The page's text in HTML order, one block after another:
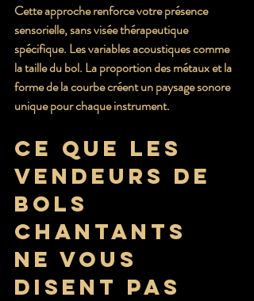
Cette approche renforce votre présence
sensorielle, sans visée thérapeutique
spécifique. Les variables acoustiques comme
la taille du bol. La proportion des métaux et la
forme de la courbe créent un paysage sonore
unique pour chaque instrument.
Ce que les
vendeurs de
bols
chantants
ne vous
disent pas